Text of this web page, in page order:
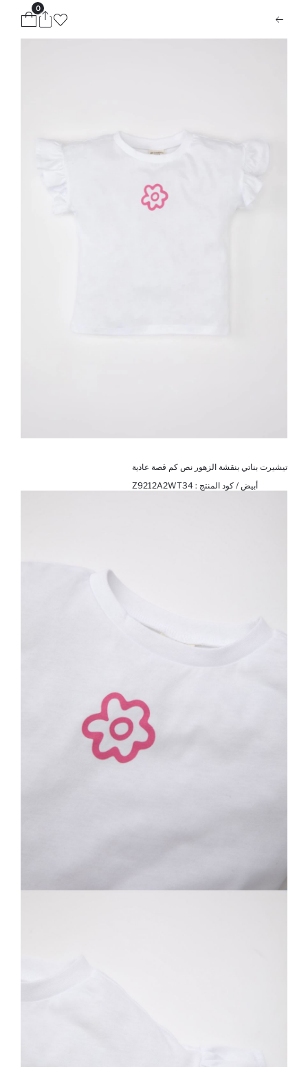
0
تيشيرت بناتي بنقشة الزهور نص كم قصة عادية
أبيض / كود المنتج : Z9212A2WT34